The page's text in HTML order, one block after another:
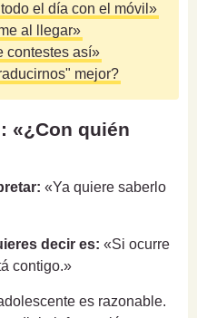
el día con el móvil»
al llegar»
contestes así»
mejor?
«¿Con quién
«Ya quiere saberlo
decir es: «Si ocurre
contigo.»
es razonable.